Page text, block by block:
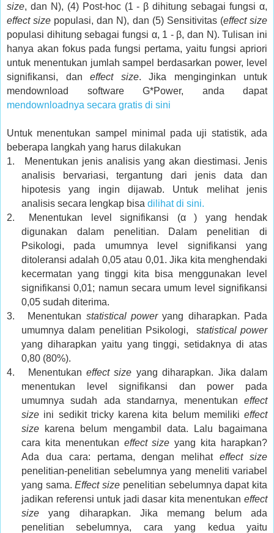
size, dan N), (4) Post-hoc (1 - β dihitung sebagai fungsi α,
effect size populasi, dan N), dan (5) Sensitivitas (effect size
populasi dihitung sebagai fungsi α, 1 - β, dan N). Tulisan ini
hanya akan fokus pada fungsi pertama, yaitu fungsi apriori
untuk menentukan jumlah sampel berdasarkan power, level
signifikansi, dan effect size. Jika menginginkan untuk
mendownload software G*Power, anda dapat
mendownloadnya secara gratis di sini
Untuk menentukan sampel minimal pada uji statistik, ada
beberapa langkah yang harus dilakukan
1.
Menentukan jenis analisis yang akan diestimasi. Jenis
analisis bervariasi, tergantung dari jenis data dan
hipotesis yang ingin dijawab. Untuk melihat jenis
analisis secara lengkap bisa dilihat di sini.
2.
Menentukan level signifikansi (α ) yang hendak
digunakan dalam penelitian. Dalam penelitian di
Psikologi, pada umumnya level signifikansi yang
ditoleransi adalah 0,05 atau 0,01. Jika kita menghendaki
kecermatan yang tinggi kita bisa menggunakan level
signifikansi 0,01; namun secara umum level signifikansi
0,05 sudah diterima.
3.
Menentukan statistical poweryang diharapkan. Pada
umumnya dalam penelitian Psikologi,
statistical power
yang diharapkan yaitu yang tinggi, setidaknya di atas
0,80 (80%).
4.
Menentukaneffect size yang diharapkan. Jika dalam
menentukan level signifikansi dan power pada
umumnya sudah ada standarnya, menentukan effect
size ini sedikit tricky karena kita belum memiliki effect
size karena belum mengambil data. Lalu bagaimana
cara kita menentukan effect size yang kita harapkan?
Ada dua cara: pertama, dengan melihateffect size
penelitian-penelitian sebelumnya yang meneliti variabel
yang sama.Effect size penelitian sebelumnya dapat kita
jadikan referensi untuk jadi dasar kita menentukan effect
size yang diharapkan. Jika memang belum ada
penelitian sebelumnya, cara yang kedua yaitu